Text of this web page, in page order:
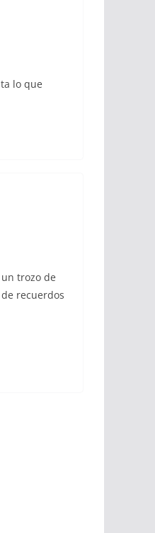
lo que
trozo de
recuerdos